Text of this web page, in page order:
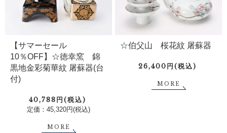
【サマーセール
10％OFF】☆徳幸窯 錦
黒地金彩菊華紋 屠蘇器(台
付)
40,788円(税込)
定価：45,320円(税込)
MORE
☆伯父山 桜花紋 屠蘇器
26,400円(税込)
MORE